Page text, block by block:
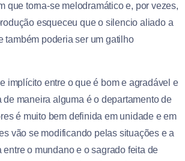
que torna-se melodramático e, por vezes,
esqueceu que o silencio aliado a
também poderia ser um gatilho
implícito entre o que é bom e agradável e
de maneira alguma é o departamento de
é muito bem definida em unidade e em
vão se modificando pelas situações e a
o mundano e o sagrado feita de